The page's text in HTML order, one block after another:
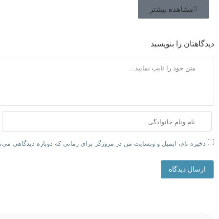
مشاهده بیشتر
دیدگاهتان را بنویسید
ذخیره نام، ایمیل و وبسایت من در مرورگر برای زمانی که دوباره دیدگاهی
ارسال دیدگاه